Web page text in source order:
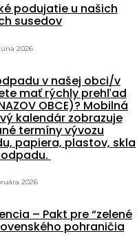
podujatie u našich
susedov
2026
v našej obci/v
mať rýchly prehľad
OBCE)? Mobilná
kalendár zobrazuje
termíny vývozu
papiera, plastov, skla
2026
– Pakt pre “zelené
pohraničia